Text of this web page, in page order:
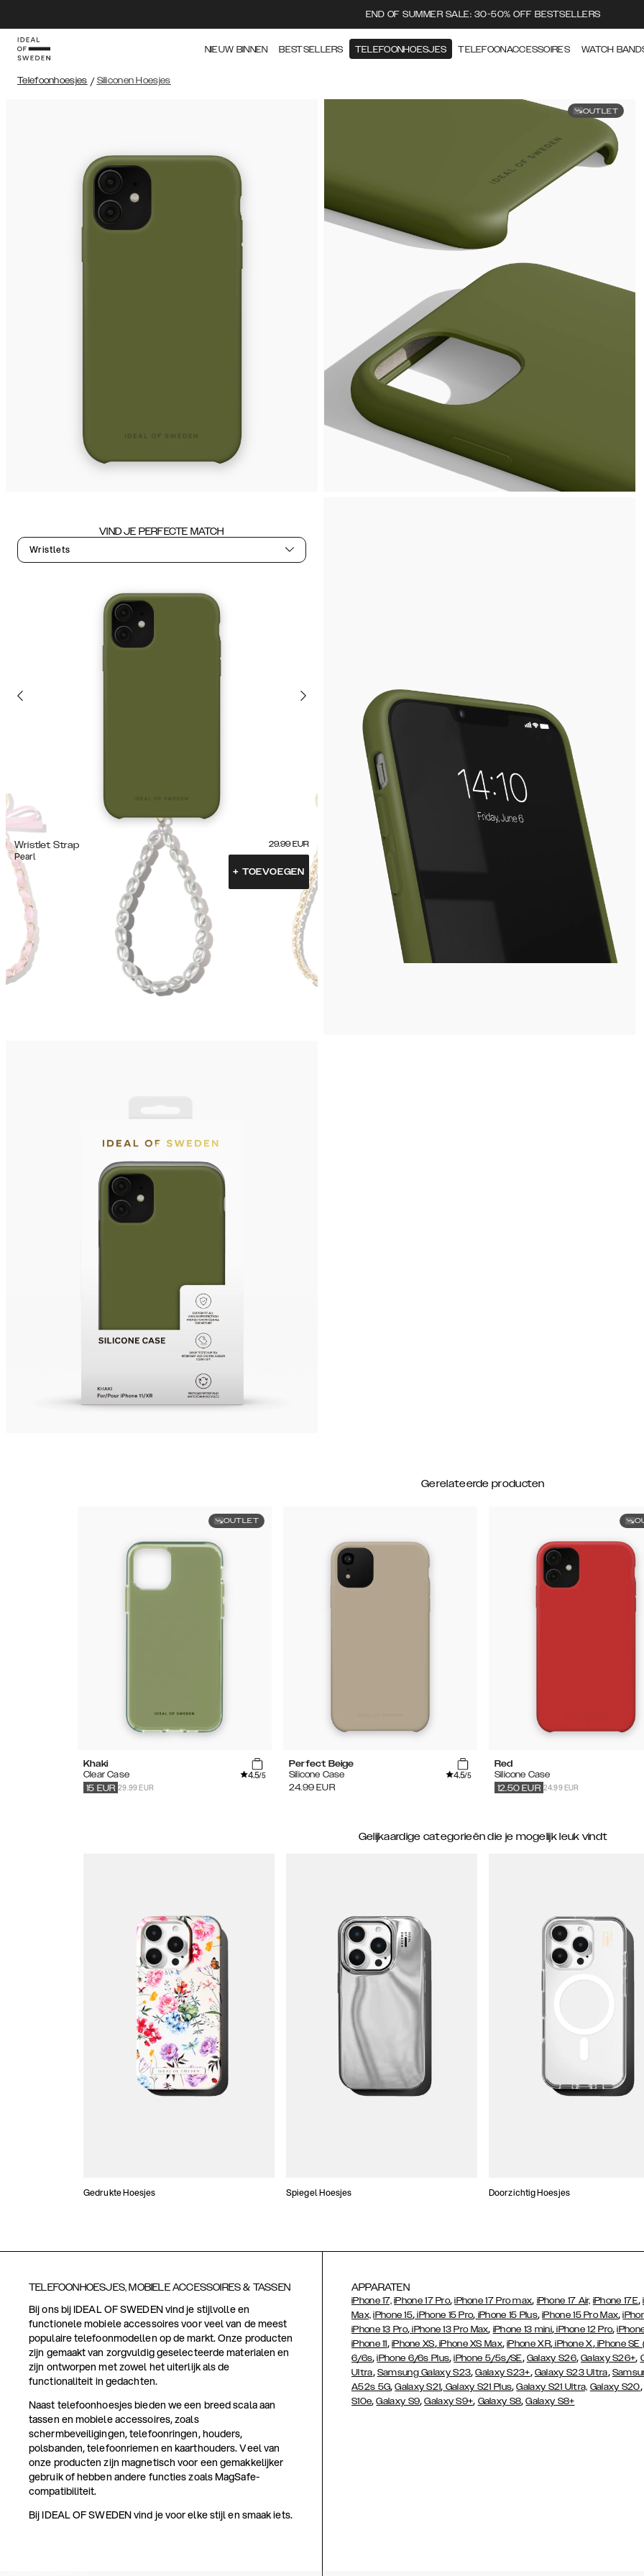
END OF SUMMER SALE: 30-50% OFF BESTSELLERS
NIEUW BINNEN BESTSELLERS TELEFOONHOESJES TELEFOONACCESSOIRES WATCH
Telefoonhoesjes / Siliconen Hoesjes
OUTLET
VIND JE PERFECTE MATCH
Wristlets
Wristlet Strap
Pearl
29.99 EUR
+ TOEVOEGEN
Gerelateerde producten
OUTLET
Khaki
Clear Case
4.5/5
29.99 EUR
15 EUR
Perfect Beige
Silicone Case
4.5/5
24.99 EUR
Red
Silicone Case
24.99 EUR
12.50 EUR
Gelijkaardige categorieën die je mogelijk leuk vindt
Gedrukte Hoesjes Spiegel Hoesjes Doorzichtig Hoesjes
TELEFOONHOESJES, MOBIELE ACCESSOIRES & TASSEN
Bij ons bij IDEAL OF SWEDEN vind je stijlvolle en
functionele mobiele accessoires voor veel van de meest
populaire telefoonmodellen op de markt. Onze producten
zijn gemaakt van zorgvuldig geselecteerde materialen en
zijn ontworpen met zowel het uiterlijk als de
functionaliteit in gedachten.
Naast telefoonhoesjes bieden we een breed scala aan
tassen en mobiele accessoires, zoals
schermbeveiligingen, telefoonringen, houders,
polsbanden, telefoonriemen en kaarthouders. Veel van
onze producten zijn magnetisch voor een gemakkelijker
gebruik of hebben andere functies zoals MagSafe-
compatibiliteit.
Bij IDEAL OF SWEDEN vind je voor elke stijl en smaak iets.
APPARATEN
iPhone 17, iPhone 17 Pro,iPhone 17 Pro max, iPhone 17 Air, iPhone 17E,
Max, iPhone 15, iPhone 15 Pro, iPhone 15 Plus,iPhone 15 Pro Max,
iPhone 13 Pro, iPhone 13 Pro Max, iPhone 13 mini,iPhone 12 Pro,
iPhone 11, iPhone XS,iPhone XS Max,iPhone XR,iPhone X,iPhone
6/6s,iPhone 6/6s Plus,iPhone 5/5s/SE, Galaxy S26,Galaxy S26+,
Ultra, Samsung Galaxy S23,Galaxy S23+, Galaxy S23 Ultra,
A52s 5G,Galaxy S21, Galaxy S21 Plus,Galaxy S21 Ultra, Galaxy S20,
S10e,Galaxy S9,Galaxy S9+, Galaxy S8,Galaxy S8+